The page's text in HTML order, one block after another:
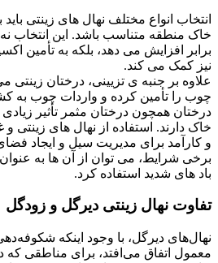
انتخاب انواع مختلف نهال‌ های زینتی
خاک منطقه متناسب باشد. این انتخاب نه
برابر افزایش می ‌دهد، بلکه به تأمین
نیز کمک می ‌کند.
علاوه بر جنبه ‌ی تزیینی، درختان زینتی می
چوب را تأمین کرده و واردات چوب به
درختان همچون درختان مثمر تأثیر
خاک دارند. استفاده از نهال‌ های
و کارآمد برای مدیریت سیل و ایجاد
برخی شرایط، می‌ توان از آن‌ ها به
باد های شدید استفاده کرد.
تفاوت نهال زینتی دیرگل و زودگل
نهال‌های دیرگل، با وجود اینکه
معمول اتفاق می‌افتد، برای مناطقی